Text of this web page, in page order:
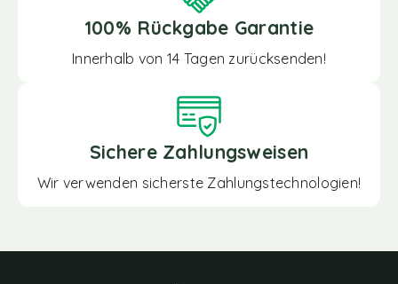
100% Rückgabe Garantie
Innerhalb von 14 Tagen zurücksenden!
Sichere Zahlungsweisen
Wir verwenden sicherste Zahlungstechnologien!